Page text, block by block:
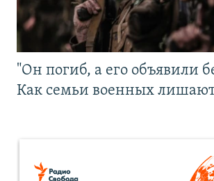
"Он погиб, а его объявили
Как семьи военных